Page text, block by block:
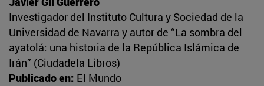
Investigador del Instituto Cultura y Sociedad de la
Universidad de Navarra y autor de “La sombra del
ayatolá: una historia de la República Islámica de
Irán” (Ciudadela Libros)
Publicado en: El Mundo